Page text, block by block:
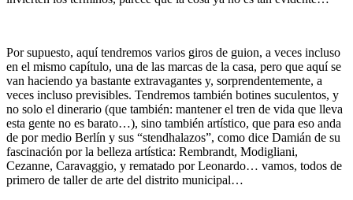
Por supuesto, aquí tendremos varios giros de guion, a veces incluso
en el mismo capítulo, una de las marcas de la casa, pero que aquí se
van haciendo ya bastante extravagantes y, sorprendentemente, a
veces incluso previsibles. Tendremos también botines suculentos, y
no solo el dinerario (que también: mantener el tren de vida que lleva
esta gente no es barato…), sino también artístico, que para eso anda
de por medio Berlín y sus “stendhalazos”, como dice Damián de su
fascinación por la belleza artística: Rembrandt, Modigliani,
Cezanne, Caravaggio, y rematado por Leonardo… vamos, todos de
primero de taller de arte del distrito municipal…